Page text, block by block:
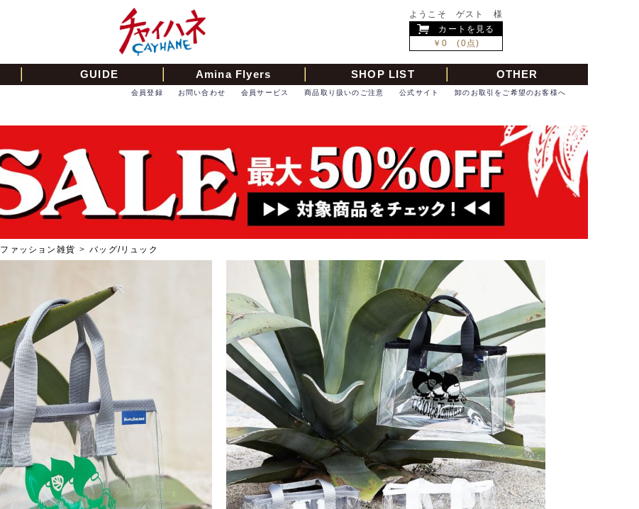
ようこそ ゲスト 様
カートを見る
￥0 (0点)
GUIDE Amina Flyers SHOP LIST OTHER
卸のお取引をご希望のお客様へ
公式サイト
商品取り扱いのご注意
会員サービス
お問い合わせ
会員登録
ファッション雑貨 > バッグ/リュック